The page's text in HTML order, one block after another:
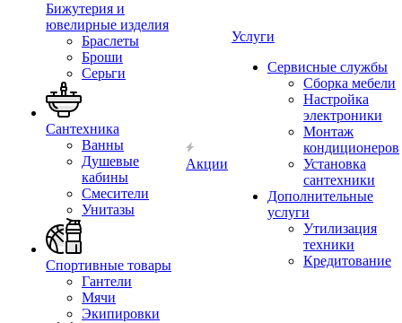
Бижутерия и
ювелирные изделия
Браслеты
Броши
Серьги
Сантехника
Ванны
Душевые
кабины
Смесители
Унитазы
Спортивные товары
Гантели
Мячи
Экипировки
Акции
Услуги
Сервисные службы
Сборка мебели
Настройка
электроники
Монтаж
кондиционеров
Установка
сантехники
Дополнительные
услуги
Утилизация
техники
Кредитование